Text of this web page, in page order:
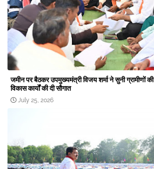
जमीन पर बैठकर उपमुख्यमंत्री विजय शर्मा ने सुनी ग्रामीणों
विकास कार्यों की दी सौगात
July 25, 2026